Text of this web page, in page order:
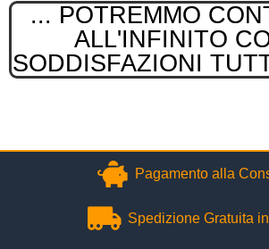
... POTREMMO
ALL'INFINITO
SODDISFAZIONI
Pagamento alla
Spedizione Gratuita